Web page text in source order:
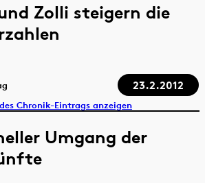
Zolli steigern die
23.2.2012
Chronik-Eintrags anzeigen
Umgang der